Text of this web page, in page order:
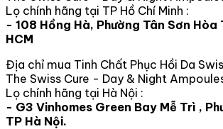
Lọ chính hãng tại TP Hồ Chí Minh :
- 108 Hồng Hà, Phường Tân Sơn Hòa
HCM
Địa chỉ mua Tinh Chất Phục Hồi Da
The Swiss Cure - Day & Night
Lọ chính hãng tại Hà Nội :
- G3 Vinhomes Green Bay Mễ Trì ,
TP Hà Nội.